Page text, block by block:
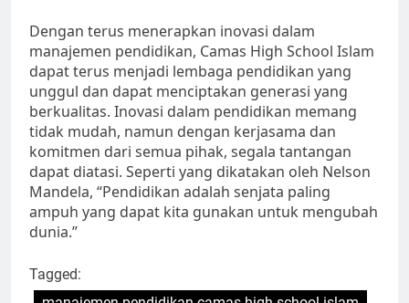
Dengan terus menerapkan inovasi dalam
manajemen pendidikan, Camas High School Islam
dapat terus menjadi lembaga pendidikan yang
unggul dan dapat menciptakan generasi yang
berkualitas. Inovasi dalam pendidikan memang
tidak mudah, namun dengan kerjasama dan
komitmen dari semua pihak, segala tantangan
dapat diatasi. Seperti yang dikatakan oleh Nelson
Mandela, “Pendidikan adalah senjata paling
ampuh yang dapat kita gunakan untuk mengubah
dunia.”
Tagged: